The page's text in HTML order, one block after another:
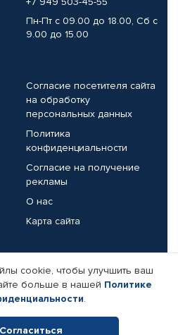
Пн-Пт с 09.00 до 18.00, Сб с
9.00 до 15.00
Согласие посетителя сайта
на обработку
персональных данных
Политика
конфиденциальности
Согласие на получение
рекламы
О нас
Карта сайта
Реквизиты компании
cookie, чтобы улучшить ваш
больше в нашей Политике
.
Согласиться